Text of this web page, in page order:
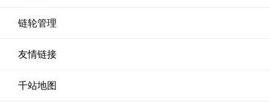
链轮管理
友情链接
千站地图